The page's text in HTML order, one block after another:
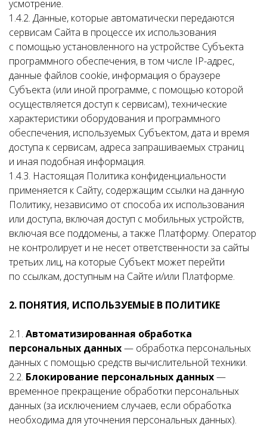
усмотрение.
1.4.2. Данные, которые автоматически передаются
сервисам Сайта в процессе их использования
с помощью установленного на устройстве Субъекта
программного обеспечения, в том числе IP-адрес,
данные файлов cookie, информация о браузере
Субъекта (или иной программе, с помощью которой
осуществляется доступ к сервисам), технические
характеристики оборудования и программного
обеспечения, используемых Субъектом, дата и время
доступа к сервисам, адреса запрашиваемых страниц
и иная подобная информация.
1.4.3. Настоящая Политика конфиденциальности
применяется к Сайту, содержащим ссылки на данную
Политику, независимо от способа их использования
или доступа, включая доступ с мобильных устройств,
включая все поддомены, а также Платформу. Оператор
не контролирует и не несет ответственности за сайты
третьих лиц, на которые Субъект может перейти
по ссылкам, доступным на Сайте и/или Платформе.
2. ПОНЯТИЯ, ИСПОЛЬЗУЕМЫЕ В ПОЛИТИКЕ
2.1. Автоматизированная обработка
персональных данных— обработка персональных
данных с помощью средств вычислительной техники.
2.2. Блокирование персональных данных—
временное прекращение обработки персональных
данных (за исключением случаев, если обработка
необходима для уточнения персональных данных).